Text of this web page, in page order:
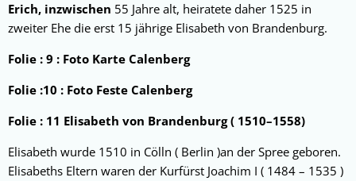
Erich, inzwischen 55 Jahre alt, heiratete daher 1525 in
zweiter Ehe die erst 15 jährige Elisabeth von Brandenburg.
Folie : 9 : Foto Karte Calenberg
Folie :10 : Foto Feste Calenberg
Folie : 11 Elisabeth von Brandenburg ( 1510–1558)
Elisabeth wurde 1510 in Cölln ( Berlin )an der Spree geboren.
Elisabeths Eltern waren der Kurfürst Joachim I ( 1484 – 1535 )